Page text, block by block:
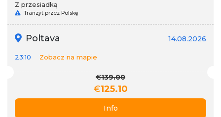
Z przesiadką
Tranzyt przez Polskę
Poltava 14.08.2026
23:10 Zobacz na mapie
€139.00
€125.10
Info